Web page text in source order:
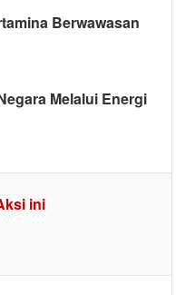
Berwawasan
Melalui Energi
ini